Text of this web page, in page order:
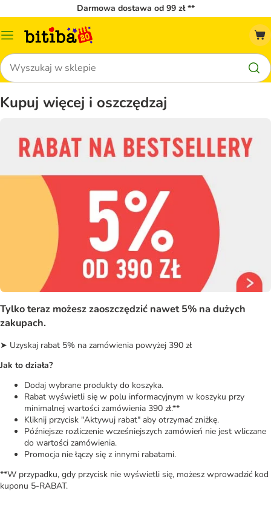
Darmowa dostawa od 99 zł **
Menu
Szukaj
Kupuj więcej i oszczędzaj
Tylko teraz możesz zaoszczędzić nawet 5% na dużych
zakupach.
➤ Uzyskaj rabat 5% na zamówienia powyżej 390 zł
Jak to działa?
Dodaj wybrane produkty do koszyka.
Rabat wyświetli się w polu informacyjnym w koszyku przy
minimalnej wartości zamówienia 390 zł.**
Kliknij przycisk "Aktywuj rabat" aby otrzymać zniżkę.
Późniejsze rozliczenie wcześniejszych zamówień nie jest wliczane
do wartości zamówienia.
Promocja nie łączy się z innymi rabatami.
**W przypadku, gdy przycisk nie wyświetli się, możesz wprowadzić kod
kuponu 5-RABAT.